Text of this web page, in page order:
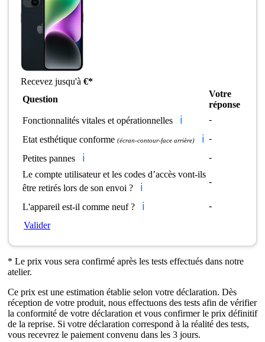
Recevez jusqu'à €*
Question
Votre
réponse
Fonctionnalités vitales et opérationnelles
ℹ️
-
Etat esthétique conforme (écran-contour-face arrière) ℹ️ -
Petites pannes
ℹ️
-
Le compte utilisateur et les codes d’accès vont-ils
être retirés lors de son envoi ?
ℹ️
-
L'appareil est-il comme neuf ? ℹ️
-
Valider
* Le prix vous sera confirmé après les tests effectués dans notre
atelier.
Ce prix est une estimation établie selon votre déclaration. Dès
réception de votre produit, nous effectuons des tests afin de vérifier
la conformité de votre déclaration et vous confirmer le prix définitif
de la reprise. Si votre déclaration correspond à la réalité des tests,
vous recevrez le paiement convenu dans les 3 jours.